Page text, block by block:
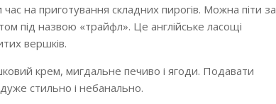
на приготування складних пирогів. Можна піти за
під назвою «трайфл». Це англійське ласощі
вершків.
крем, мигдальне печиво і ягоди. Подавати
стильно і небанально.